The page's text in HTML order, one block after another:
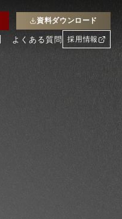
資料ダウンロード
よくある質問 採用情報